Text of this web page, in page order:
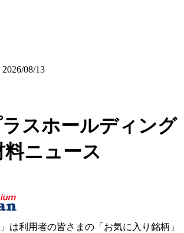
08/13
スホールディング
料ニュース
は利用者の皆さまの 「お気に入り銘柄」